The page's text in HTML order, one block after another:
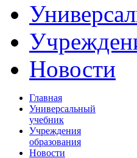
Новости
Главная
Универсальный
учебник
Учреждения
образования
Новости